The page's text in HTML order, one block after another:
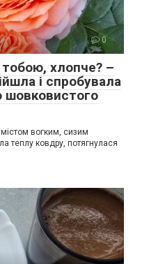
0
хлопче? –
і спробувала
шовковистого
вогким, сизим
теплу ковдру, потягнулася